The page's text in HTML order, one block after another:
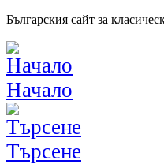
Българския сайт за
Начало
Търсене